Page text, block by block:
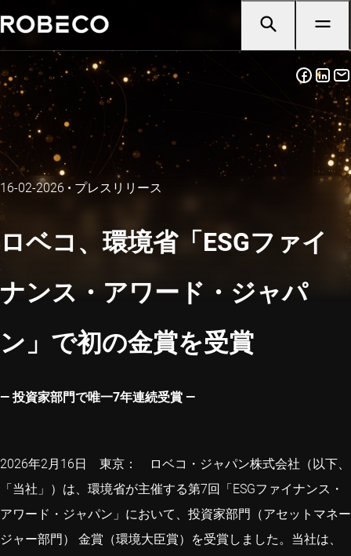
16-02-2026 • プレスリリース
ロベコ、環境省「ESGファイ
ナンス・アワード・ジャパ
ン」で初の金賞を受賞
— 投資家部門で唯一7年連続受賞 —
2026年2月16日 東京： ロベコ・ジャパン株式会社（以下、
「当社」）は、環境省が主催する第7回「ESGファイナンス・
アワード・ジャパン」において、投資家部門（アセットマネー
ジャー部門） 金賞（環境大臣賞）を受賞しました。当社は、